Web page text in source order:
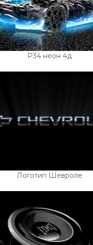
Р34 неон 4д
Логотип Шевроле